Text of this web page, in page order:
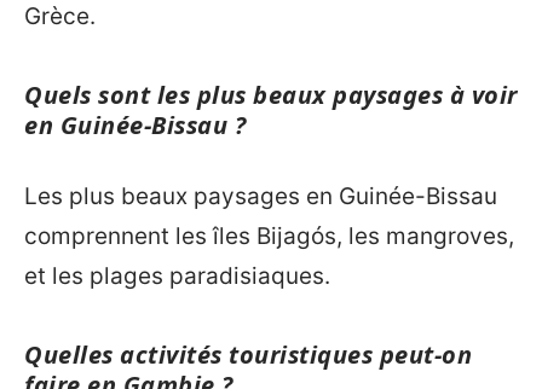
Grèce.
Quels sont les plus beaux paysages à voir
en Guinée-Bissau ?
Les plus beaux paysages en Guinée-Bissau
comprennent les îles Bijagós, les mangroves,
et les plages paradisiaques.
Quelles activités touristiques peut-on